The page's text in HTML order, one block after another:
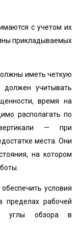
с учетом их
прикладываемых
иметь четкую
должен учитывать
время на
располагать по
— при
места. Они
на котором
условия
пределах рабочей
углы обзора в